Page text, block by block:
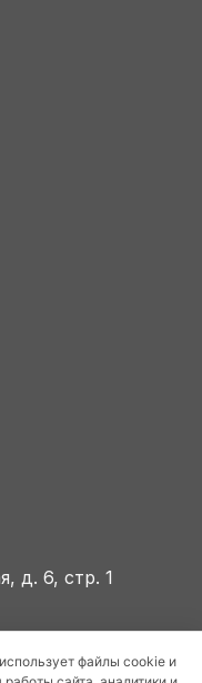
файлы cookie и
д. 6, стр. 1